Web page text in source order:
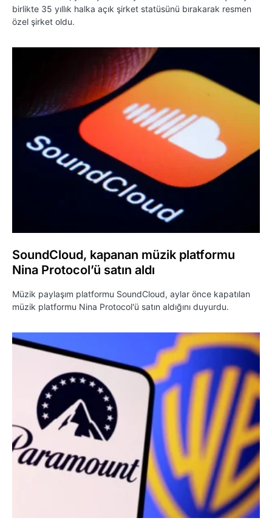
birlikte 35 yıllık halka açık şirket statüsünü bırakarak resmen
özel şirket oldu.
SoundCloud, kapanan müzik platformu
Nina Protocol’ü satın aldı
Müzik paylaşım platformu SoundCloud, aylar önce kapatılan
müzik platformu Nina Protocol'ü satın aldığını duyurdu.